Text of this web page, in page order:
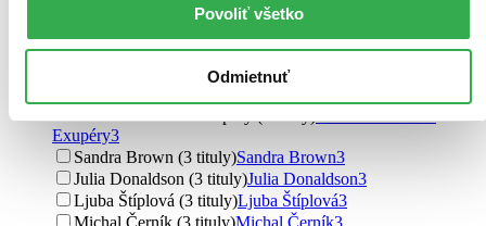
Povoliť všetko
Odmietnuť
Rudolf Čechura (4 tituly)Rudolf Čechura
Jarmila Urbánková (4 tituly)Jarmila Urbánková4
Jan Čarek4
Exupéry3
Sandra Brown (3 tituly)Sandra Brown3
Julia Donaldson (3 tituly)Julia Donaldson3
Ljuba Štíplová (3 tituly)Ljuba Štíplová3
Michal Černík (3 tituly)Michal Černík3